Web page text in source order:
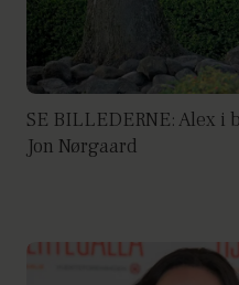
SE BILLEDERNE: Alex i
Jon Nørgaard